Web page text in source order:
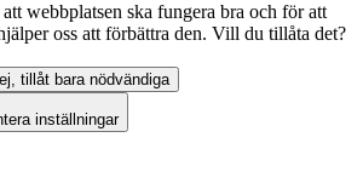
webbplatsen ska fungera bra och för att
oss att förbättra den. Vill du tillåta det?
tillåt bara nödvändiga
inställningar